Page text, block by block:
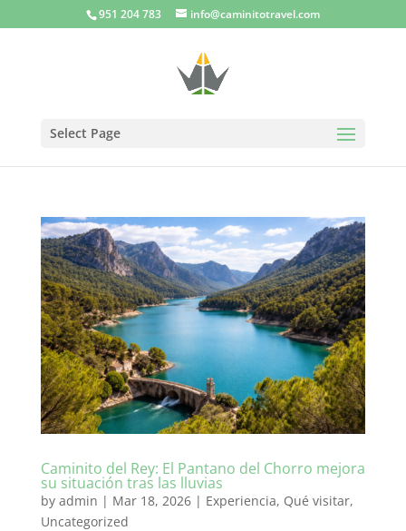
951 204 783 info@caminitotravel.com
Select Page
Caminito del Rey: El Pantano del Chorro mejora
su situación tras las lluvias
by admin | Mar 18, 2026| Experiencia, Qué visitar,
Uncategorized